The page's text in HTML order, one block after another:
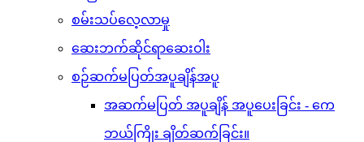
စမ်းသပ်လေ့လာမှု
ဆေးဘက်ဆိုင်ရာဆေးဝါး
စဉ်ဆက်မပြတ်အပူချိန်အပူ
အဆက်မပြတ် အပူချိန် အပူပေးခြင်း - ကေ
ဘယ်ကြိုး ချိတ်ဆက်ခြင်း။